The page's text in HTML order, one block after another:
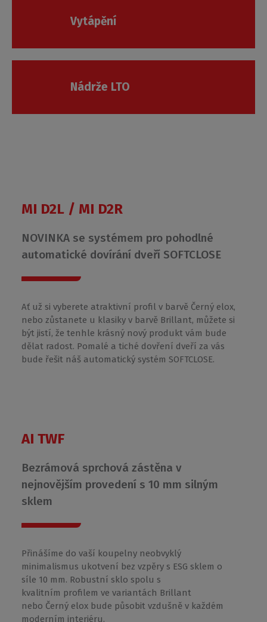
Vytápění
Nádrže LTO
MI D2L / MI D2R
NOVINKA se systémem pro pohodlné
automatické dovírání dveří SOFTCLOSE
Ať už si vyberete atraktivní profil v barvě Černý elox,
nebo zůstanete u klasiky v barvě Brillant, můžete si
být jistí, že tenhle krásný nový produkt vám bude
dělat radost. Pomalé a tiché dovření dveří za vás
bude řešit náš automatický systém SOFTCLOSE.
AI TWF
Bezrámová sprchová zástěna v
nejnovějším provedení s 10 mm silným
sklem
Přinášíme do vaší koupelny neobvyklý
minimalismus ukotvení bez vzpěry s ESG sklem o
síle 10 mm. Robustní sklo spolu s
kvalitním profilem ve variantách Brillant
nebo Černý elox bude působit vzdušně v každém
moderním interiéru.